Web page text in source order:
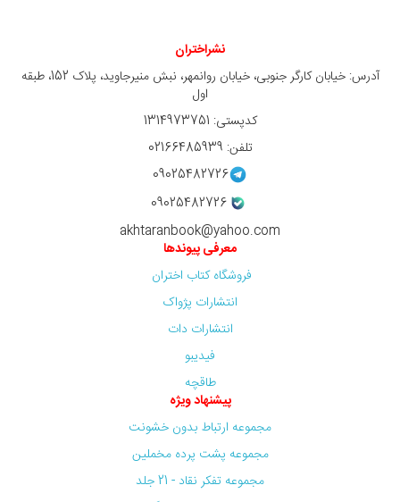
نشراختران
آدرس: خیابان کارگر جنوبی، خیابان روانمهر، نبش منیرجاوید، پلاک 152، طبقه
اول
کدپستی: 1314973751
تلفن: 02166485939
09025482726
09025482726
akhtaranbook@yahoo.com
معرفی پیوندها
فروشگاه کتاب اختران
انتشارات پژواک
انتشارات دات
فیدیبو
طاقچه
پیشنهاد ویژه
مجموعه ارتباط بدون خشونت
مجموعه پشت پرده مخملین
مجموعه تفکر نقاد - 21 جلد